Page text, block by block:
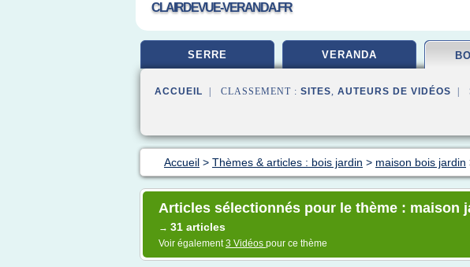
CLAIRDEVUE-VERANDA.FR
SERRE VERANDA
ACCUEIL | CLASSEMENT : SITES, AUTEURS DE VIDÉOS |
Accueil > Thèmes & articles : bois jardin > maison bois jardin
Articles sélectionnés pour le thème : maison
→ 31 articles
Voir également3 Vidéos pour ce thème